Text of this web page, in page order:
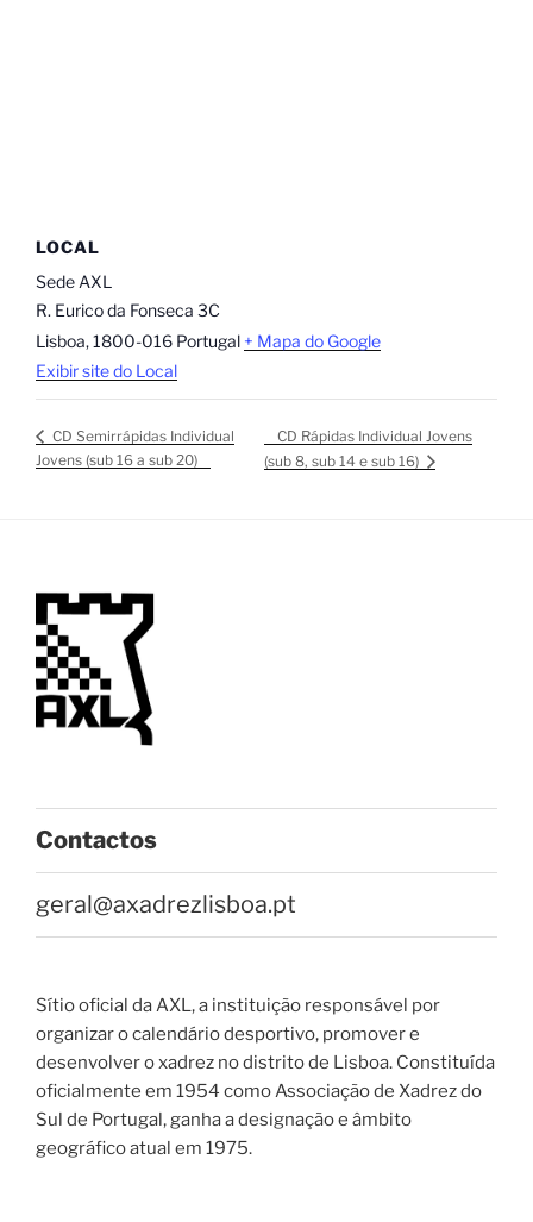
LOCAL
Sede AXL
R. Eurico da Fonseca 3C
Lisboa,1800-016 Portugal + Mapa do Google
Exibir site do Local
CD Semirrápidas Individual
Jovens (sub 16 a sub 20)
CD Rápidas Individual Jovens
(sub 8, sub 14 e sub 16)
Contactos
geral@axadrezlisboa.pt
Sítio oficial da AXL, a instituição responsável por
organizar o calendário desportivo, promover e
desenvolver o xadrez no distrito de Lisboa. Constituída
oficialmente em 1954 como Associação de Xadrez do
Sul de Portugal, ganha a designação e âmbito
geográfico atual em 1975.